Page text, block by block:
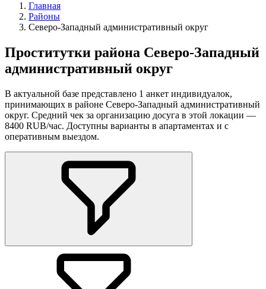
Главная
Районы
Северо-Западный административный округ
Проститутки района Северо-Западный
административный округ
В актуальной базе представлено 1 анкет индивидуалок,
принимающих в районе Северо-Западный административный
округ. Средний чек за организацию досуга в этой локации —
8400 RUB/час. Доступны варианты в апартаментах и с
оперативным выездом.